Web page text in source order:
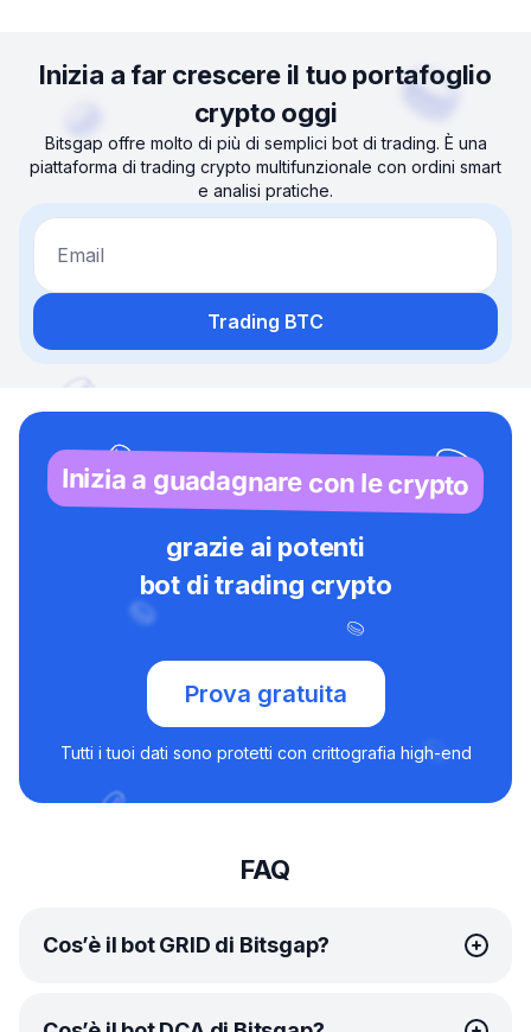
Inizia a far crescere il tuo portafoglio
crypto oggi
Bitsgap offre molto di più di semplici bot di trading. È una
piattaforma di trading crypto multifunzionale con ordini smart
e analisi pratiche.
Email
Trading BTC
Inizia a guadagnare con le crypto
grazie ai potenti
bot di trading crypto
Prova gratuita
Tutti i tuoi dati sono protetti con crittografia high-end
FAQ
Cos’è il bot GRID di Bitsgap?
Ilbot
GRID di Bitsgap è uno strumento di trading